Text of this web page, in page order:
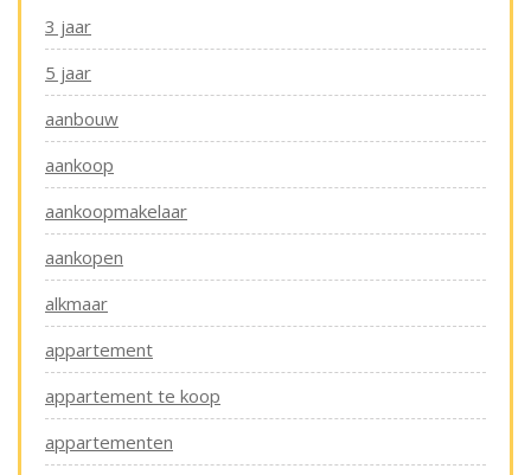
3 jaar
5 jaar
aanbouw
aankoop
aankoopmakelaar
aankopen
alkmaar
appartement
appartement te koop
appartementen